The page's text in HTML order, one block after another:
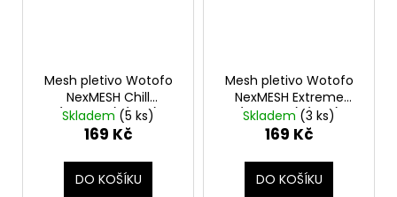
Mesh pletivo Wotofo
NexMESH Chill
(0,15ohm) (10ks)
Skladem (5 ks)
169 Kč
DO KOŠÍKU
Mesh pletivo Wotofo
NexMESH Extreme
(0,16ohm) (10ks)
Skladem (3 ks)
169 Kč
DO KOŠÍKU